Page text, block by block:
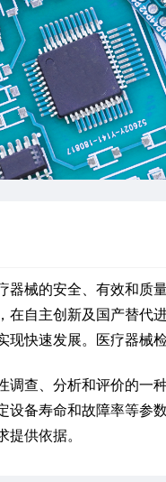
器械的安全、有效和质
在自主创新及国产替代
现快速发展。医疗器械
调查、分析和评价的一
设备寿命和故障率等参
提供依据。